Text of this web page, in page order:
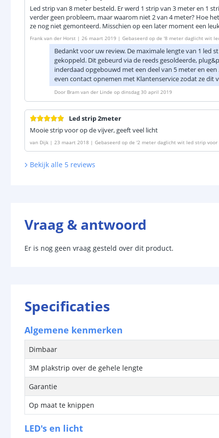
Led strip van 8 meter besteld. Er werd 1 strip van 3 meter en 1
verder geen probleem, maar waarom niet 2 van 4 meter? Hoe
ze nog niet gemonteerd. Misschien op een later moment een
Frank van der Horst | 26 maart 2019 | Gebaseerd op de '8 meter daglicht wit
Bedankt voor uw review. De maximale lengte van 1 led
gekoppeld. Dit gebeurd via de reeds gesoldeerde,
inderdaad opgebouwd met een deel van 5 meter en
even contact opnemen met Klantenservice zodat ze dit
Door Bram van der Linde op dinsdag 30 april 2019
Led strip 2meter
Mooie strip voor op de vijver, geeft veel licht
van Dijk | 23 maart 2018 | Gebaseerd op de '2 meter daglicht wit led strip
Bekijk alle 5 reviews
Vraag & antwoord
Er is nog geen vraag gesteld over dit product.
Specificaties
Algemene kenmerken
Dimbaar
3M plakstrip over de gehele lengte
Garantie
Op maat te knippen
LED's en licht